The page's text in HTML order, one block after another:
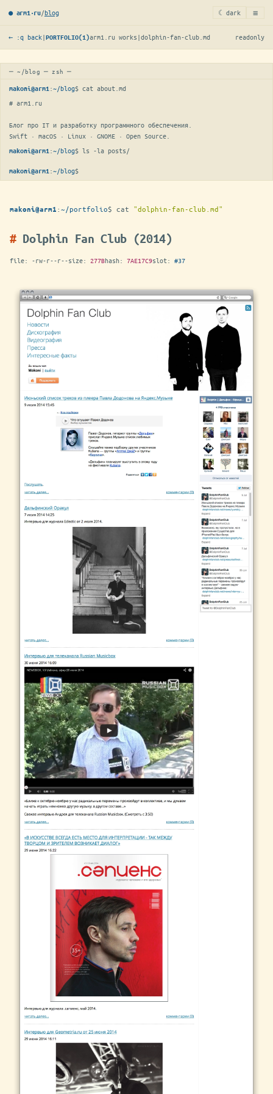
● arm1·ru/blog ☾ dark ≡
← :q back|PORTFOLIO(1)arm1.ru works |dolphin-fan-club.md readonly
─ ~/blog ─ zsh ─
makoni@arm1 :~/blog$ cat about.md
# arm1.ru
Блог про IT и разработку программного обеспечения.
Swift · macOS · Linux · GNOME · Open Source.
makoni@arm1 :~/blog$ ls -la posts/
makoni@arm1 :~/blog$
makoni@arm1 :~/portfolio$ cat "dolphin-fan-club.md"
Dolphin Fan Club (2014)
file: -rw-r--r--size: 277Bhash: 7AE17C9slot: #37